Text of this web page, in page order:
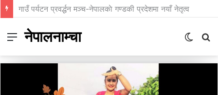
प्रिन्सुको चकचके बानी
Menu
नेपालनाम्चा
Switch